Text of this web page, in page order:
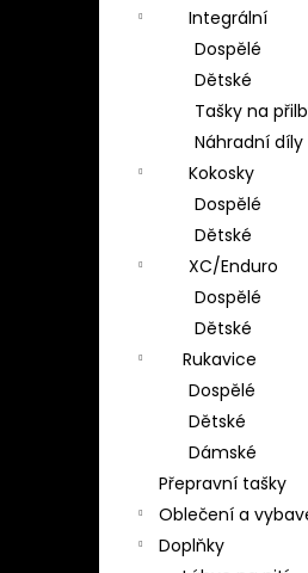
Integrální
Dospělé
Dětské
Tašky na
Náhradní díly
Kokosky
Dospělé
Dětské
XC/Enduro
Dospělé
Dětské
Rukavice
Dospělé
Dětské
Dámské
Přepravní tašky
Oblečení a
Doplňky